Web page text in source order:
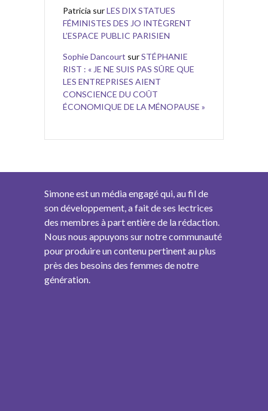
Patricia surLES DIX STATUES
FÉMINISTES DES JO INTÈGRENT
L’ESPACE PUBLIC PARISIEN
Sophie Dancourt surSTÉPHANIE
RIST : « JE NE SUIS PAS SÛRE QUE
LES ENTREPRISES AIENT
CONSCIENCE DU COÛT
ÉCONOMIQUE DE LA MÉNOPAUSE »
Simone est un média engagé qui, au fil de
son développement, a fait de ses lectrices
des membres à part entière de la rédaction.
Nous nous appuyons sur notre communauté
pour produire un contenu pertinent au plus
près des besoins des femmes de notre
génération.